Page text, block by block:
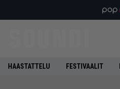
HAASTATTELU FESTIVAALIT